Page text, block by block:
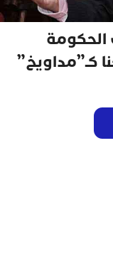
الحكومة
كـ”مداويخ”